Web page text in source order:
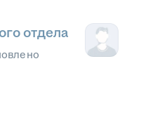
отдела